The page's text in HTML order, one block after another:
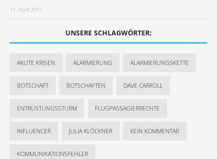
11. April 2017
UNSERE SCHLAGWÖRTER:
AKUTE KRISEN ALARMIERUNG ALARMIERUNGSKETTE
BOTSCHAFT BOTSCHAFTEN DAVE CARROLL
ENTRÜSTUNGSSTURM FLUGPASSAGIERRECHTE
INFLUENCER JULIA KLÖCKNER KEIN KOMMENTAR
KOMMUNIKATIONSFEHLER